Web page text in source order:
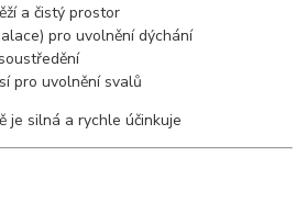
a čistý prostor
pro uvolnění dýchání
pro uvolnění svalů
je silná a rychle účinkuje